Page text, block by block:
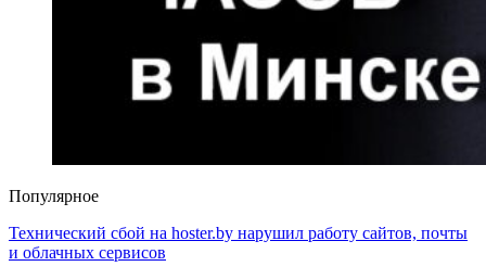
Популярное
Технический сбой на hoster.by нарушил работу сайтов, почты
и облачных сервисов